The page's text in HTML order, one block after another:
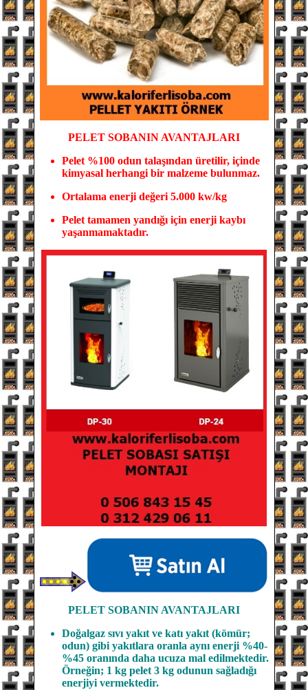
PELET SOBANIN AVANTAJLARI
Pelet %100 odun talaşından üretilir, içinde
kimyasal herhangi bir malzeme bulunmaz.
Ortalama enerji değeri 5.000 kw/kg
Pelet tamamen yandığı için enerji kaybı
yaşanmamaktadır.
PELET SOBANIN AVANTAJLARI
Doğalgaz sıvı yakıt ve katı yakıt (kömür;
odun) gibi yakıtlara oranla aynı enerji %40-
%45 oranında daha ucuza mal edilmektedir.
Örneğin; 1 kg pelet 3 kg odunun sağladığı
enerjiyi vermektedir.